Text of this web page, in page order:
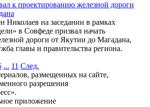
к проектированию железной дороги
Николаев на заседании в рамках
в Совфеде призвал начать
дороги от Якутии до Магадана,
главы и правительства региона.
... 11 След.
размещенных на сайте,
разрешения
приложение